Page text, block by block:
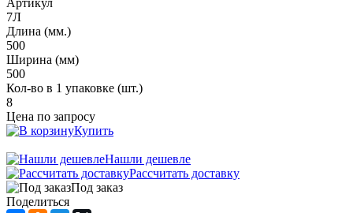
7Л
Длина (мм.)
500
Ширина (мм)
500
Кол-во в 1 упаковке (шт.)
8
Цена по запросу
Купить
Нашли дешевле
Рассчитать доставку
Под заказ
Поделиться